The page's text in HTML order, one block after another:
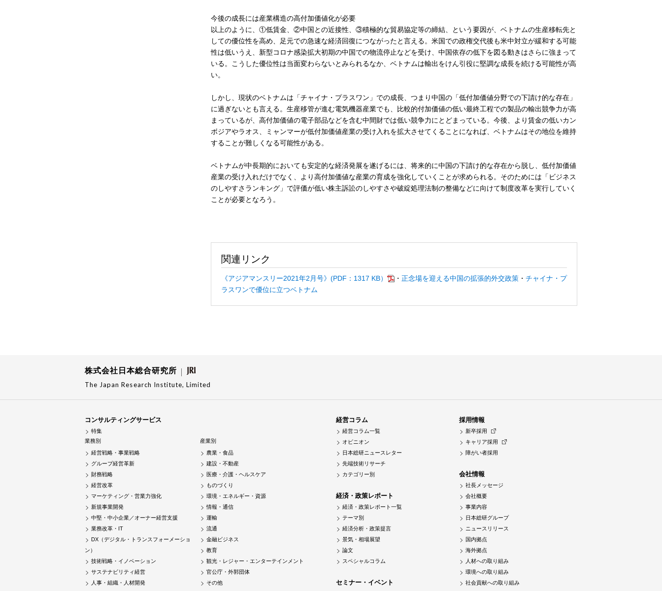
今後の成長には産業構造の高付加価値化が必要
以上のように、①低賃金、②中国との近接性、③積極的な貿易協定等の締結、という要因が、ベトナムの生産移転先と
しての優位性を高め、足元での急速な経済回復につながったと言える。米国での政権交代後も米中対立が緩和する可能
性は低いうえ、新型コロナ感染拡大初期の中国での物流停止などを受け、中国依存の低下を図る動きはさらに強まって
いる。こうした優位性は当面変わらないとみられるなか、ベトナムは輸出をけん引役に堅調な成長を続ける可能性が高
い。
しかし、現状のベトナムは「チャイナ・プラスワン」での成長、つまり中国の「低付加価値分野での下請け的な存在」
に過ぎないとも言える。生産移管が進む電気機器産業でも、比較的付加価値の低い最終工程での製品の輸出競争力が高
まっているが、高付加価値の電子部品などを含む中間財では低い競争力にとどまっている。今後、より賃金の低いカン
ボジアやラオス、ミャンマーが低付加価値産業の受け入れを拡大させてくることになれば、ベトナムはその地位を維持
することが難しくなる可能性がある。
ベトナムが中長期的においても安定的な経済発展を遂げるには、将来的に中国の下請け的な存在から脱し、低付加価値
産業の受け入れだけでなく、より高付加価値な産業の育成を強化していくことが求められる。そのためには「ビジネス
のしやすさランキング」で評価が低い株主訴訟のしやすさや破綻処理法制の整備などに向けて制度改革を実行していく
ことが必要となろう。
関連リンク
《アジアマンスリー2021年2月号》(PDF：1317 KB） ・ 正念場を迎える中国の拡張的外交政策 ・ チャイナ・プ
ラスワンで優位に立つベトナム
株式会社日本総合研究所
The Japan Research Institute, Limited
コンサルティングサービス
特集
業務別
経営戦略・事業戦略
グループ経営革新
財務戦略
経営改革
マーケティング・営業力強化
新規事業開発
中堅・中小企業／オーナー経営支援
業務改革・IT
DX（デジタル・トランスフォーメーショ
ン）
技術戦略・イノベーション
サステナビリティ経営
人事・組織・人材開発
産業別
農業・食品
建設・不動産
医療・介護・ヘルスケア
ものづくり
環境・エネルギー・資源
情報・通信
運輸
流通
金融ビジネス
教育
観光・レジャー・エンターテインメント
官公庁・外郭団体
その他
経営コラム
経営コラム一覧
オピニオン
日本総研ニュースレター
先端技術リサーチ
カテゴリー別
経済・政策レポート
経済・政策レポート一覧
テーマ別
経済分析・政策提言
景気・相場展望
論文
スペシャルコラム
セミナー・イベント
採用情報
新卒採用
キャリア採用
障がい者採用
会社情報
社長メッセージ
会社概要
事業内容
日本総研グループ
ニュースリリース
国内拠点
海外拠点
人材への取り組み
環境への取り組み
社会貢献への取り組み